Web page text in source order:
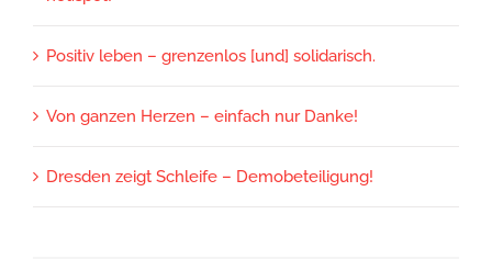
Positiv leben – grenzenlos [und] solidarisch.
Von ganzen Herzen – einfach nur Danke!
Dresden zeigt Schleife – Demobeteiligung!